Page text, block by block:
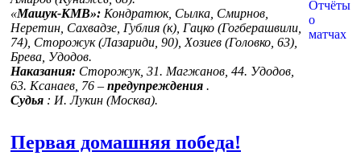
«Машук-КМВ»: Кондратюк, Сылка, Смирнов,
Неретин, Сахвадзе, Гублия (к), Гацко (Гогберашвили,
74), Сторожук (Лазариди, 90), Хозиев (Головко, 63),
Брева, Удодов.
Наказания: Сторожук, 31. Магжанов, 44. Удодов,
63. Ксанаев, 76 – предупреждения .
Судья : И. Лукин (Москва).
Первая домашняя победа!